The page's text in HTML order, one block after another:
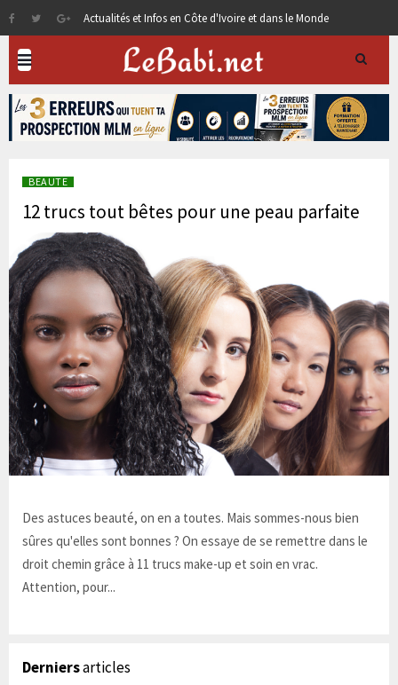
Actualités et Infos en Côte d'Ivoire et dans le Monde
BEAUTE
12 trucs tout bêtes pour une peau parfaite
Des astuces beauté, on en a toutes. Mais sommes-nous bien
sûres qu'elles sont bonnes ? On essaye de se remettre dans le
droit chemin grâce à 11 trucs make-up et soin en vrac.
Attention, pour...
Derniersarticles